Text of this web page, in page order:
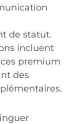
de statut.
incluent
premium
des